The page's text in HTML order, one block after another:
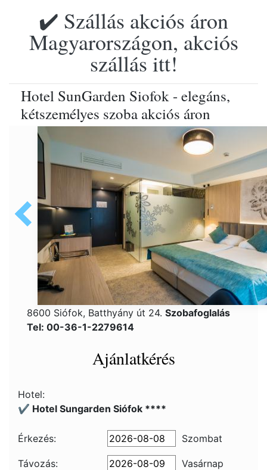
✔️ Szállás akciós áron
Magyarországon, akciós
szállás itt!
Hotel SunGarden Siofok - elegáns,
kétszemélyes szoba akciós áron
8600 Siófok, Batthyány út 24. Szobafoglalás
Tel: 00-36-1-2279614
Ajánlatkérés
Hotel:
✔️ Hotel Sungarden Siófok ****
Érkezés: Szombat
Távozás:
Vasárnap